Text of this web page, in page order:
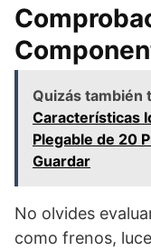
Quizás también
Características
Plegable de 20
Guardar
No olvides
como frenos,